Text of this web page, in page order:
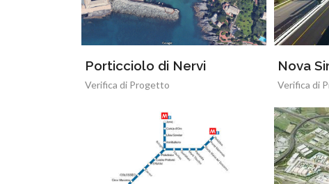
Porticciolo di Nervi
Verifica di Progetto
Nova
Verifica di